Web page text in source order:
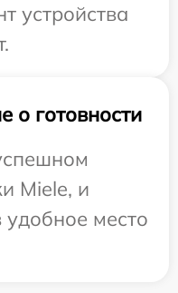
устройства
о готовности
Miele, и
удобное место